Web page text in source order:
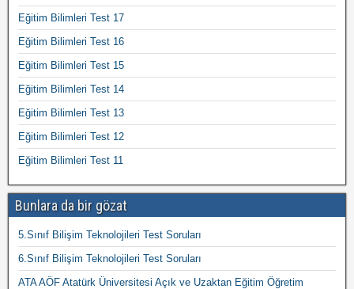
Eğitim Bilimleri Test 17
Eğitim Bilimleri Test 16
Eğitim Bilimleri Test 15
Eğitim Bilimleri Test 14
Eğitim Bilimleri Test 13
Eğitim Bilimleri Test 12
Eğitim Bilimleri Test 11
Bunlara da bir gözat
5.Sınıf Bilişim Teknolojileri Test Soruları
6.Sınıf Bilişim Teknolojileri Test Soruları
ATA AÖF Atatürk Üniversitesi Açık ve Uzaktan Eğitim Öğretim